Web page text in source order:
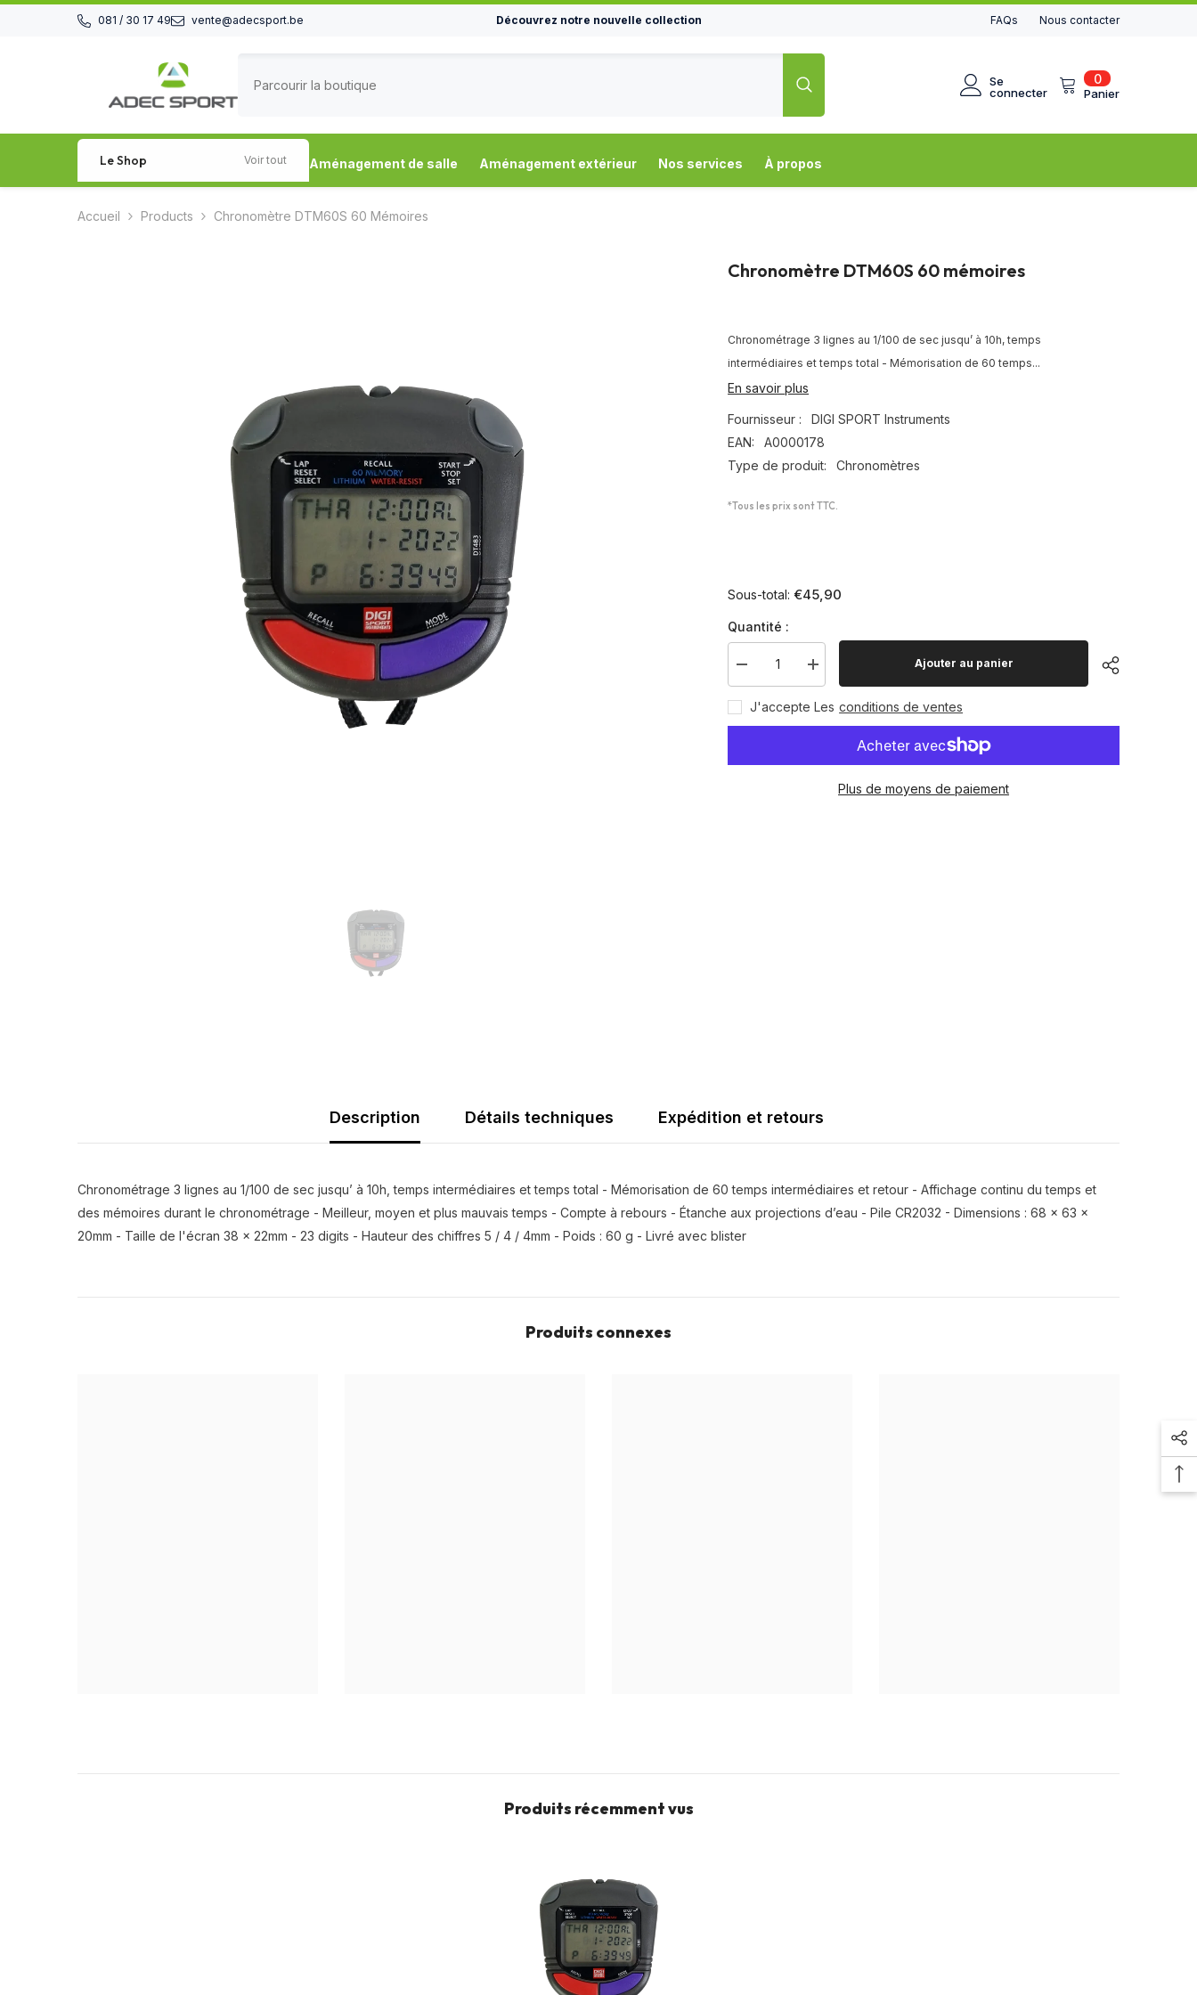
081 / 30 17 49
vente@adecsport.be Découvrez notre nouvelle collection FAQs Nous contacter
00
article
Panier
Se
connecter
Le Shop Voir tout Aménagement de salle Aménagement extérieur Nos services À propos
Accueil Products Chronomètre DTM60S 60 Mémoires
Chronomètre DTM60S 60 mémoires
Chronométrage 3 lignes au 1/100 de sec jusqu’ à 10h, temps
intermédiaires et temps total - Mémorisation de 60 temps...
En savoir plus
Fournisseur :
DIGI SPORT Instruments
EAN:
A0000178
Type de produit:
Chronomètres
*Tous les prix sont TTC.
Sous-total:€45,90
Quantité :
Diminuer
la
quantité
pour
Chronomètre
Augmenter
la
quantité
pour
Chronomètre
DTM60S
Ajouter au panier
J'accepte Les conditions de ventes
Plus de moyens de paiement
Description Détails techniques Expédition et retours
Chronométrage 3 lignes au 1/100 de sec jusqu’ à 10h, temps intermédiaires et temps total - Mémorisation de 60 temps intermédiaires et retour - Affichage continu du temps et
des mémoires durant le chronométrage - Meilleur, moyen et plus mauvais temps - Compte à rebours - Étanche aux projections d’eau - Pile CR2032 - Dimensions : 68 x 63 x
20mm - Taille de l'écran 38 x 22mm - 23 digits - Hauteur des chiffres 5 / 4 / 4mm - Poids : 60 g - Livré avec blister
Produits connexes
Produits récemment vus